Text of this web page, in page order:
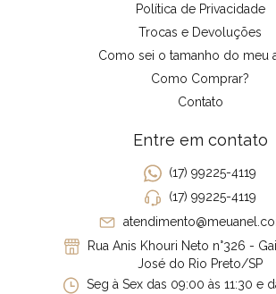
Política de Privacidade
Trocas e Devoluções
Como sei o tamanho do meu
Como Comprar?
Contato
Entre em contato
(17) 99225-4119
(17) 99225-4119
Rua Anis Khouri Neto n°326 -
José do Rio Preto/SP
Seg à Sex das 09:00 às 11:30 e